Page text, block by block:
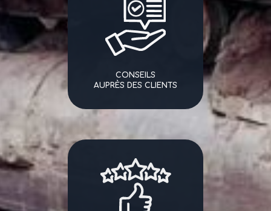
CONSEILS
AUPRÈS DES CLIENTS